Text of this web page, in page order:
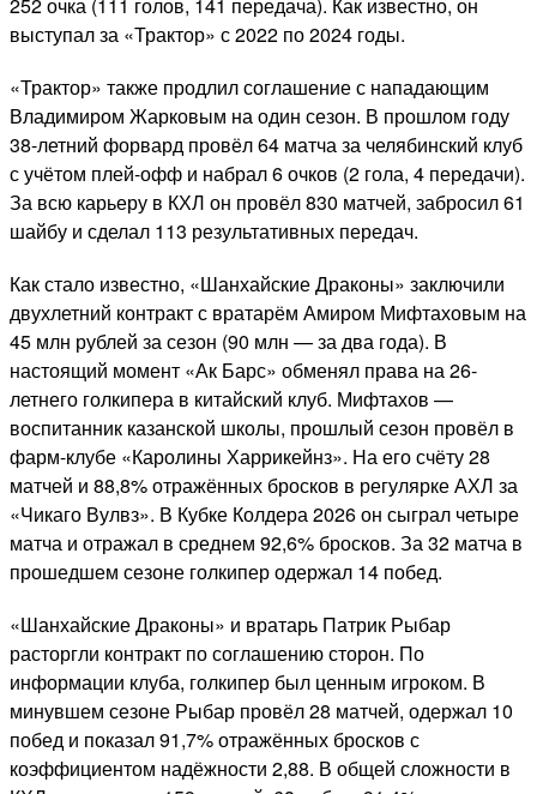
252 очка (111 голов, 141 передача). Как известно, он
выступал за «Трактор» с 2022 по 2024 годы.
«Трактор» также продлил соглашение с нападающим
Владимиром Жарковым на один сезон. В прошлом году
38-летний форвард провёл 64 матча за челябинский клуб
с учётом плей-офф и набрал 6 очков (2 гола, 4 передачи).
За всю карьеру в КХЛ он провёл 830 матчей, забросил 61
шайбу и сделал 113 результативных передач.
Как стало известно, «Шанхайские Драконы» заключили
двухлетний контракт с вратарём Амиром Мифтаховым на
45 млн рублей за сезон (90 млн — за два года). В
настоящий момент «Ак Барс» обменял права на 26-
летнего голкипера в китайский клуб. Мифтахов —
воспитанник казанской школы, прошлый сезон провёл в
фарм-клубе «Каролины Харрикейнз». На его счёту 28
матчей и 88,8% отражённых бросков в регулярке АХЛ за
«Чикаго Вулвз». В Кубке Колдера 2026 он сыграл четыре
матча и отражал в среднем 92,6% бросков. За 32 матча в
прошедшем сезоне голкипер одержал 14 побед.
«Шанхайские Драконы» и вратарь Патрик Рыбар
расторгли контракт по соглашению сторон. По
информации клуба, голкипер был ценным игроком. В
минувшем сезоне Рыбар провёл 28 матчей, одержал 10
побед и показал 91,7% отражённых бросков с
коэффициентом надёжности 2,88. В общей сложности в